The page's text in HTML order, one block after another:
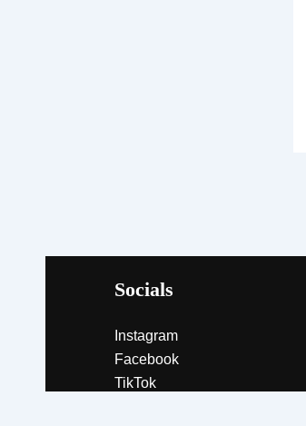
Socials
Instagram
Facebook
TikTok